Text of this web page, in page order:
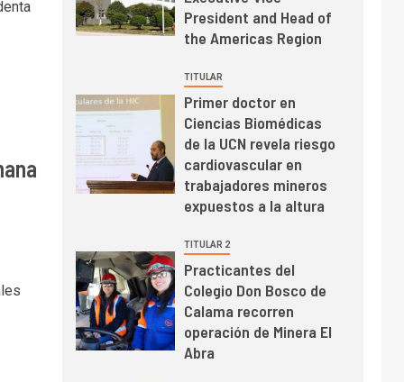
mayo de 2026 cae
10,6%
PIB minero impacta el
crecimiento regional:
Banco Central reporta
resultados dispares en
el primer trimestre
4
Informe bimensual de
Cochilco: precio del
cobre alcanza
máximos por escasez
de concentrados
5 I+D
Estudio revela cómo el
precio del cobre y
educación superior se
President and Head of
the Americas Region
TITULAR
Primer doctor en
Ciencias Biomédicas
de la UCN revela riesgo
cardiovascular en
trabajadores mineros
expuestos a la altura
TITULAR 2
Practicantes del
Colegio Don Bosco de
Calama recorren
operación de Minera El
Abra